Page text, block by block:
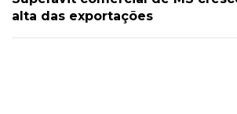
alta das exportações